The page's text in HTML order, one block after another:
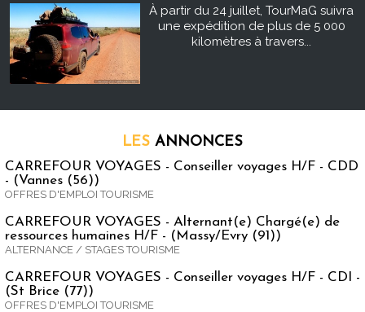
À partir du 24 juillet, TourMaG suivra
une expédition de plus de 5 000
kilomètres à travers...
LES ANNONCES
CARREFOUR VOYAGES - Conseiller voyages H/F - CDD
- (Vannes (56))
OFFRES D'EMPLOI TOURISME
CARREFOUR VOYAGES - Alternant(e) Chargé(e) de
ressources humaines H/F - (Massy/Evry (91))
ALTERNANCE / STAGES TOURISME
CARREFOUR VOYAGES - Conseiller voyages H/F - CDI -
(St Brice (77))
OFFRES D'EMPLOI TOURISME